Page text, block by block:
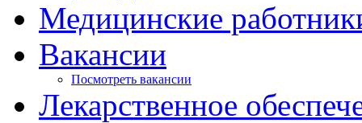
Медицинские
Вакансии
Посмотреть вакансии
Лекарственное